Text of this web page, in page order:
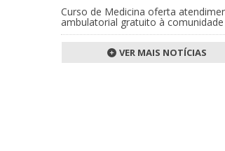
Curso de Medicina oferta
ambulatorial gratuito à comunidade
VER MAIS NOTÍCIAS